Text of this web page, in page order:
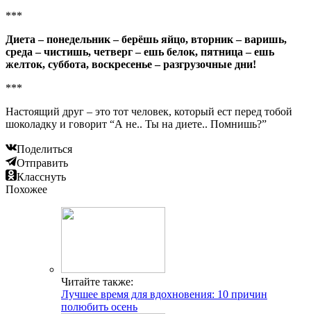
***
Диета – понедельник – берёшь яйцо, вторник – варишь,
среда – чистишь, четверг – ешь белок, пятница – ешь
желток, суббота, воскресенье – разгрузочные дни!
***
Настоящий друг – это тот человек, который ест перед тобой
шоколадку и говорит “А не.. Ты на диете.. Помнишь?”
Поделиться
Отправить
Класснуть
Похожее
Читайте также:
Лучшее время для вдохновения: 10 причин
полюбить осень